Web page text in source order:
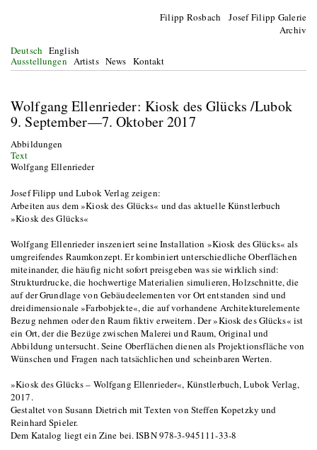
Filipp Rosbach Josef Filipp Galerie
Archiv
Deutsch English
Ausstellungen Artists News Kontakt
Wolfgang Ellenrieder: Kiosk des Glücks /Lubok
9. September—7. Oktober 2017
Abbildungen
Text
Wolfgang Ellenrieder
Josef Filipp und Lubok Verlag zeigen:
Arbeiten aus dem »Kiosk des Glücks« und das aktuelle Künstlerbuch
»Kiosk des Glücks«
Wolfgang Ellenrieder inszeniert seine Installation »Kiosk des Glücks« als
umgreifendes Raumkonzept. Er kombiniert unterschiedliche Oberflächen
miteinander, die häufig nicht sofort preisgeben was sie wirklich sind:
Strukturdrucke, die hochwertige Materialien simulieren, Holzschnitte, die
auf der Grundlage von Gebäudeelementen vor Ort entstanden sind und
dreidimensionale »Farbobjekte«, die auf vorhandene Architekturelemente
Bezug nehmen oder den Raum fiktiv erweitern. Der »Kiosk des Glücks« ist
ein Ort, der die Bezüge zwischen Malerei und Raum, Original und
Abbildung untersucht. Seine Oberflächen dienen als Projektionsfläche von
Wünschen und Fragen nach tatsächlichen und scheinbaren Werten.
»Kiosk des Glücks – Wolfgang Ellenrieder«, Künstlerbuch, Lubok Verlag,
2017.
Gestaltet von Susann Dietrich mit Texten von Steffen Kopetzky und
Reinhard Spieler.
Dem Katalog liegt ein Zine bei. ISBN 978-3-945111-33-8